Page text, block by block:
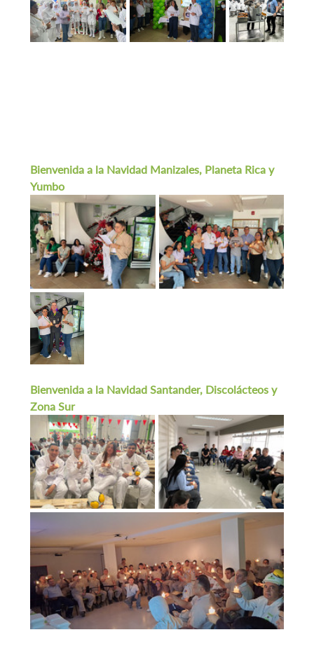
Bienvenida a la Navidad Manizales, Planeta Rica y
Yumbo
Bienvenida a la Navidad Santander, Discolácteos y
Zona Sur